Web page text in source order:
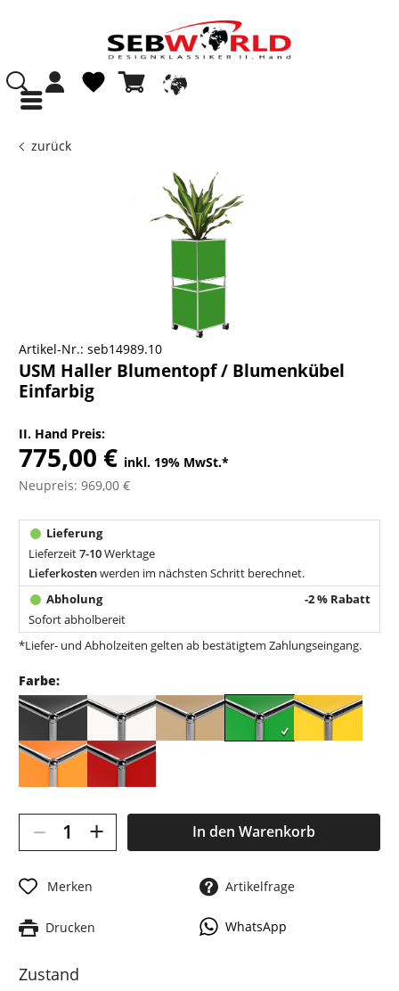
zurück
Artikel-Nr.: seb14989.10
USM Haller Blumentopf / Blumenkübel
Einfarbig
II. Hand Preis:
775,00 € inkl. 19% MwSt.*
Neupreis: 969,00 €
Lieferzeit7-10Werktage
Lieferkostenwerden im nächsten Schritt berechnet.
-2 % Rabatt
Sofort abholbereit
*Liefer- und Abholzeiten gelten ab bestätigtem Zahlungseingang.
Farbe:
– + In den Warenkorb
Merken Artikelfrage
Drucken WhatsApp
Zustand